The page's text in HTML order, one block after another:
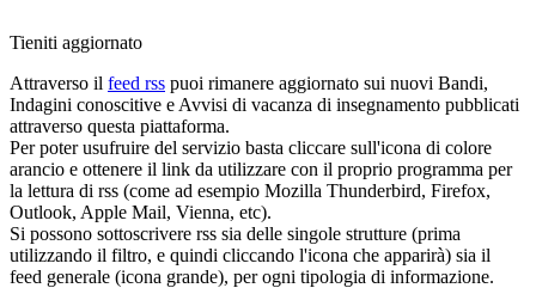
Tieniti aggiornato
Attraverso il feed rss puoi rimanere aggiornato sui nuovi Bandi,
Indagini conoscitive e Avvisi di vacanza di insegnamento pubblicati
attraverso questa piattaforma.
Per poter usufruire del servizio basta cliccare sull'icona di colore
arancio e ottenere il link da utilizzare con il proprio programma per
la lettura di rss (come ad esempio Mozilla Thunderbird, Firefox,
Outlook, Apple Mail, Vienna, etc).
Si possono sottoscrivere rss sia delle singole strutture (prima
utilizzando il filtro, e quindi cliccando l'icona che apparirà) sia il
feed generale (icona grande), per ogni tipologia di informazione.